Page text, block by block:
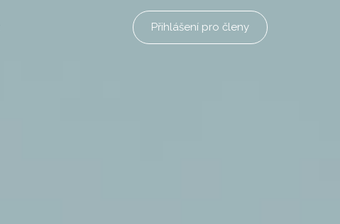
Přihlášení pro členy